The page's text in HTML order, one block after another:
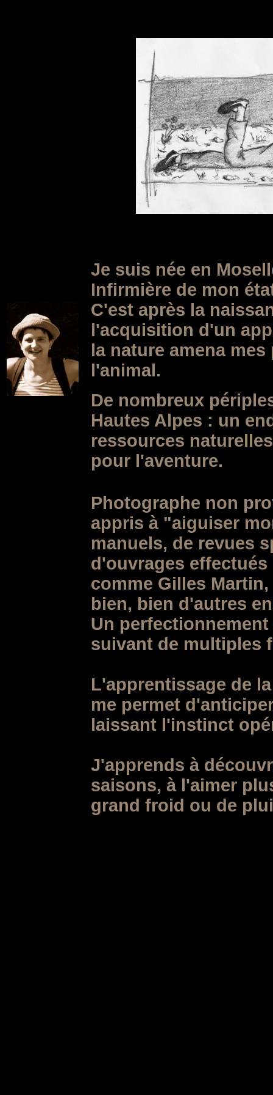
Je suis née en
Infirmière de mon
C'est après la
l'acquisition d'un
la nature amena
l'animal.
De nombreux
Hautes Alpes : un
ressources
pour l'aventure.
Photographe non
appris à "aiguiser
manuels, de revues
d'ouvrages
comme Gilles
bien, bien d'autres
Un
suivant de multiples
L'apprentissage de
me permet
laissant l'instinct
J'apprends à
saisons, à l'aimer
grand froid ou de